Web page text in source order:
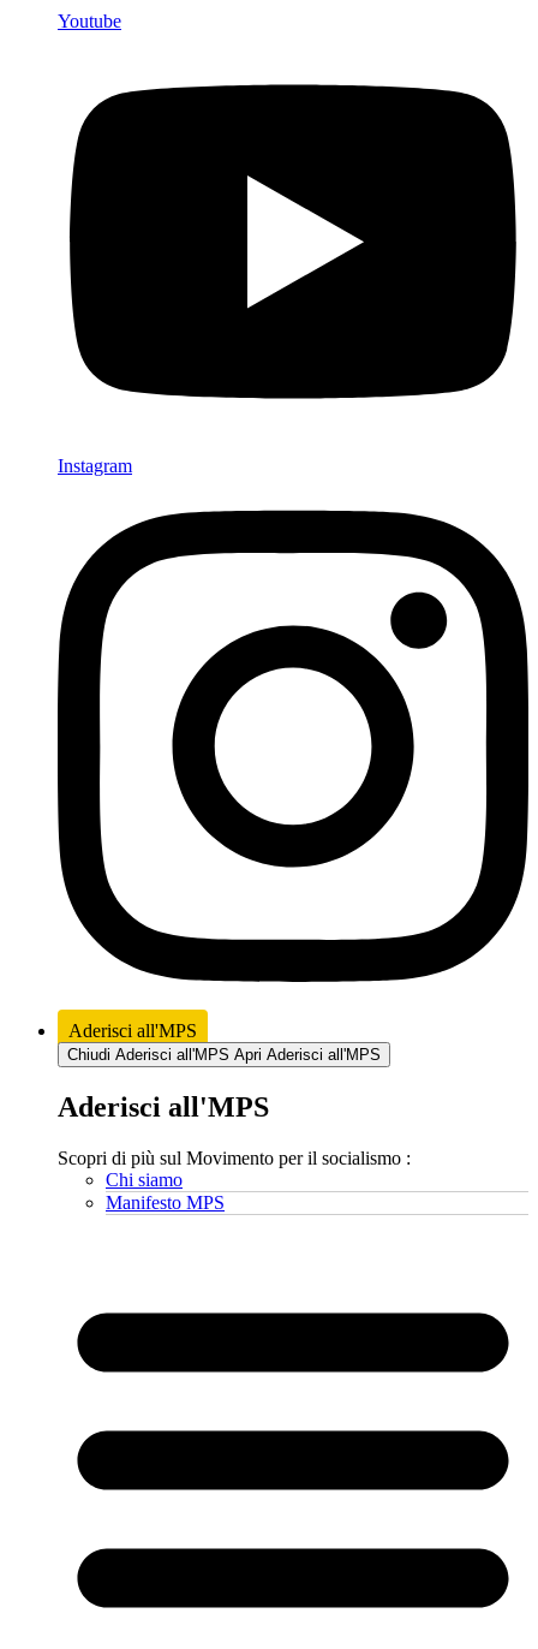
Youtube
Instagram
Aderisci all'MPS
Chiudi Aderisci all'MPS Apri Aderisci all'MPS
Aderisci all'MPS
Scopri di più sul Movimento per il socialismo :
Chi siamo
Manifesto MPS